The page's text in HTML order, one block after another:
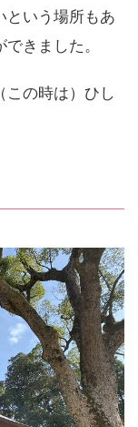
という場所もあ
きました。
この時は）ひし